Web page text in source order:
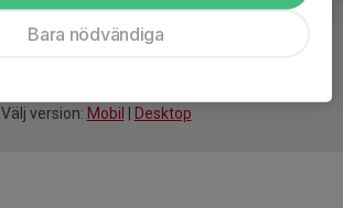
Välj version: Mobil Desktop
Bara nödvändiga